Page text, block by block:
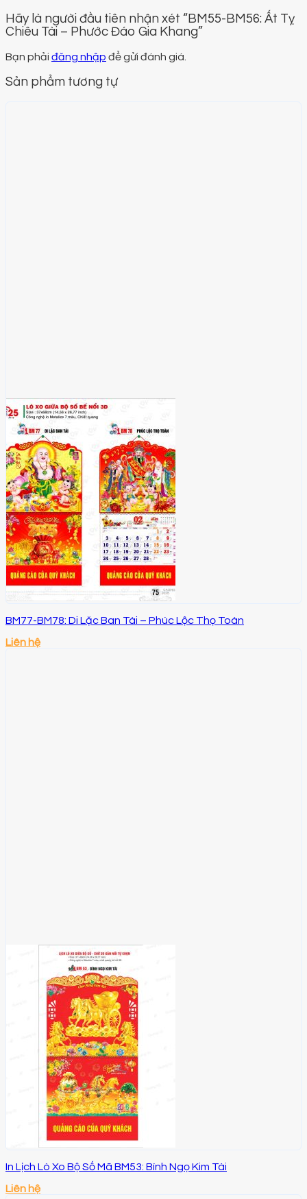
Hãy là người đầu tiên nhận xét “BM55-BM56: Ất Tỵ
Chiêu Tài – Phước Đáo Gia Khang”
Bạn phải đăng nhập để gửi đánh giá.
Sản phẩm tương tự
BM77-BM78: Di Lặc Ban Tài – Phúc Lộc Thọ Toàn
Liên hệ
In Lịch Lò Xo Bộ Số Mã BM53: Bính Ngọ Kim Tài
Liên hệ